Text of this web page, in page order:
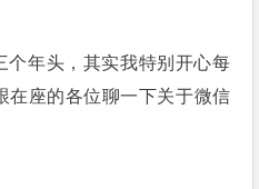
个年头，其实我特别开心每
在座的各位聊一下关于微信